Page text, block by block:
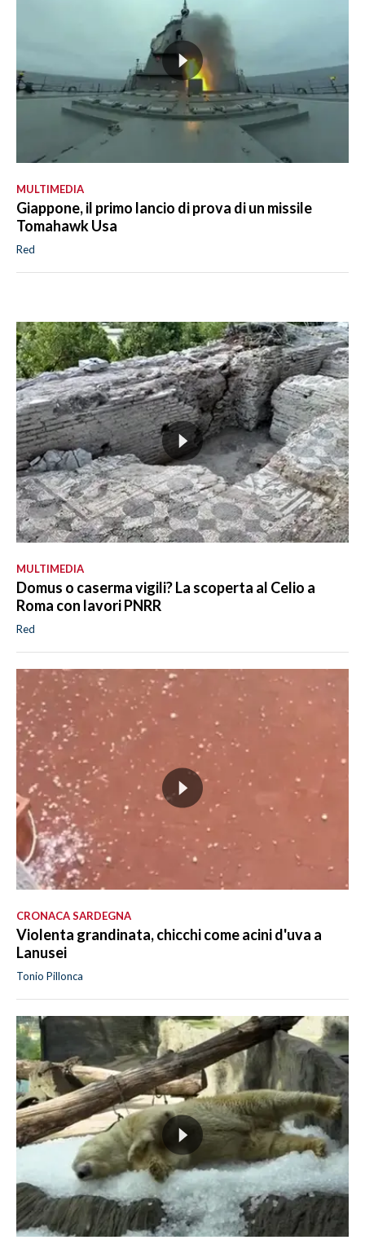
MULTIMEDIA
Giappone, il primo lancio di prova di un missile
Tomahawk Usa
Red
MULTIMEDIA
Domus o caserma vigili? La scoperta al Celio a
Roma con lavori PNRR
Red
CRONACA SARDEGNA
Violenta grandinata, chicchi come acini d'uva a
Lanusei
Tonio Pillonca